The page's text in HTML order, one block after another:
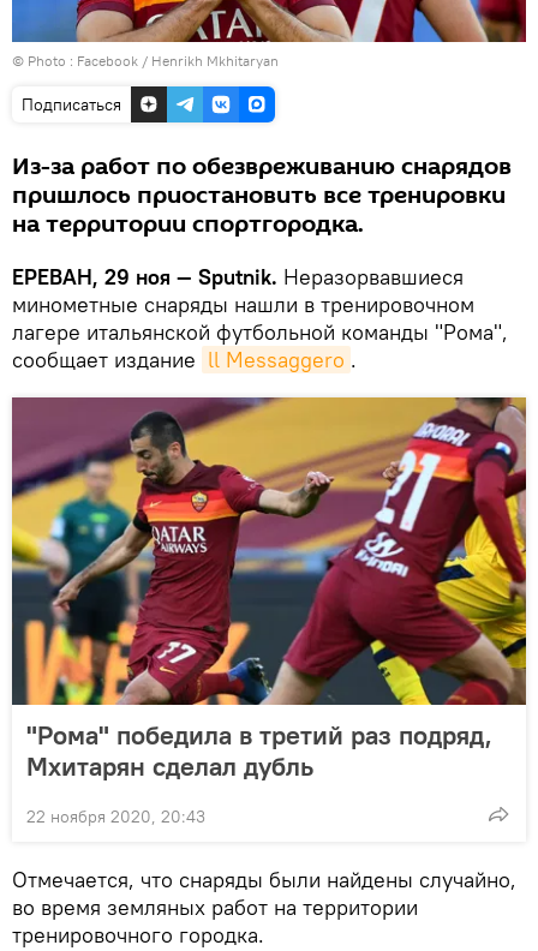
© Photo : Facebook / Henrikh Mkhitaryan
Подписаться
Из-за работ по обезвреживанию снарядов
пришлось приостановить все тренировки
на территории спортгородка.
ЕРЕВАН, 29 ноя — Sputnik. Неразорвавшиеся
минометные снаряды нашли в тренировочном
лагере итальянской футбольной команды "Рома",
сообщает издание ll Messaggero .
"Рома" победила в третий раз подряд,
Мхитарян сделал дубль
22 ноября 2020, 20:43
Отмечается, что снаряды были найдены случайно,
во время земляных работ на территории
тренировочного городка.